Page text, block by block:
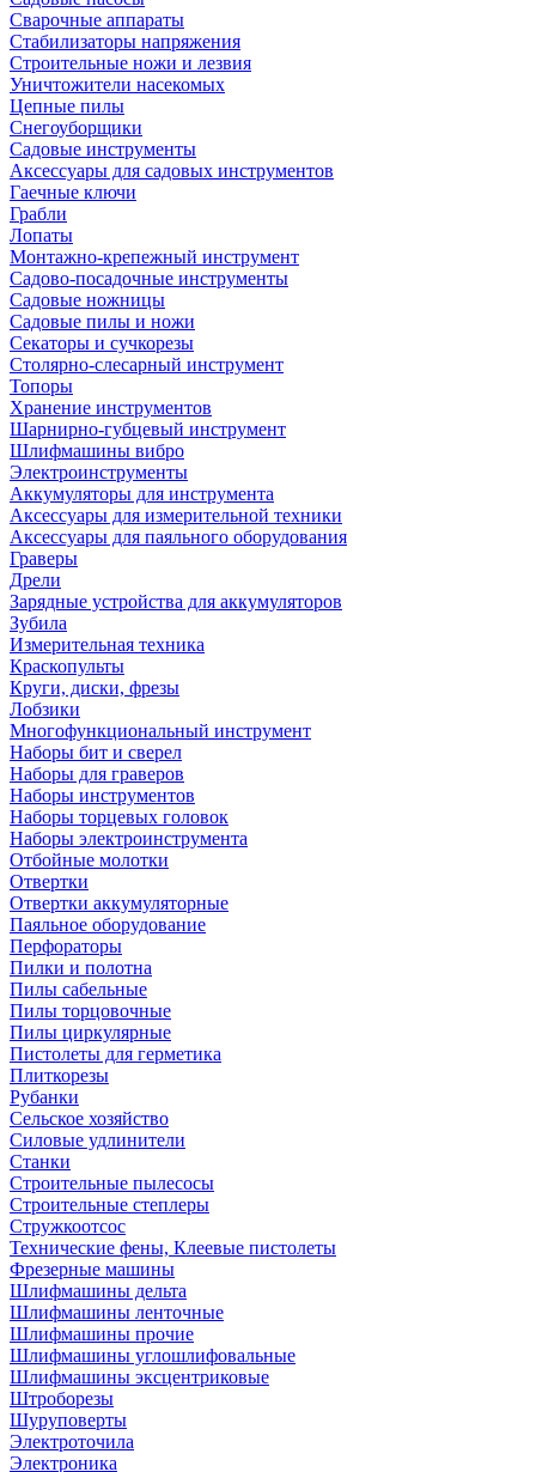
Сварочные аппараты
Стабилизаторы напряжения
Строительные ножи и лезвия
Уничтожители насекомых
Цепные пилы
Снегоуборщики
Садовые инструменты
Аксессуары для садовых инструментов
Гаечные ключи
Грабли
Лопаты
Монтажно-крепежный инструмент
Садово-посадочные инструменты
Садовые ножницы
Садовые пилы и ножи
Секаторы и сучкорезы
Столярно-слесарный инструмент
Топоры
Хранение инструментов
Шарнирно-губцевый инструмент
Шлифмашины вибро
Электроинструменты
Аккумуляторы для инструмента
Аксессуары для измерительной техники
Аксессуары для паяльного оборудования
Граверы
Дрели
Зарядные устройства для аккумуляторов
Зубила
Измерительная техника
Краскопульты
Круги, диски, фрезы
Лобзики
Многофункциональный инструмент
Наборы бит и сверел
Наборы для граверов
Наборы инструментов
Наборы торцевых головок
Наборы электроинструмента
Отбойные молотки
Отвертки
Отвертки аккумуляторные
Паяльное оборудование
Перфораторы
Пилки и полотна
Пилы сабельные
Пилы торцовочные
Пилы циркулярные
Пистолеты для герметика
Плиткорезы
Рубанки
Сельское хозяйство
Силовые удлинители
Станки
Строительные пылесосы
Строительные степлеры
Стружкоотсос
Технические фены, Клеевые пистолеты
Фрезерные машины
Шлифмашины дельта
Шлифмашины ленточные
Шлифмашины прочие
Шлифмашины углошлифовальные
Шлифмашины эксцентриковые
Штроборезы
Шуруповерты
Электроточила
Электроника